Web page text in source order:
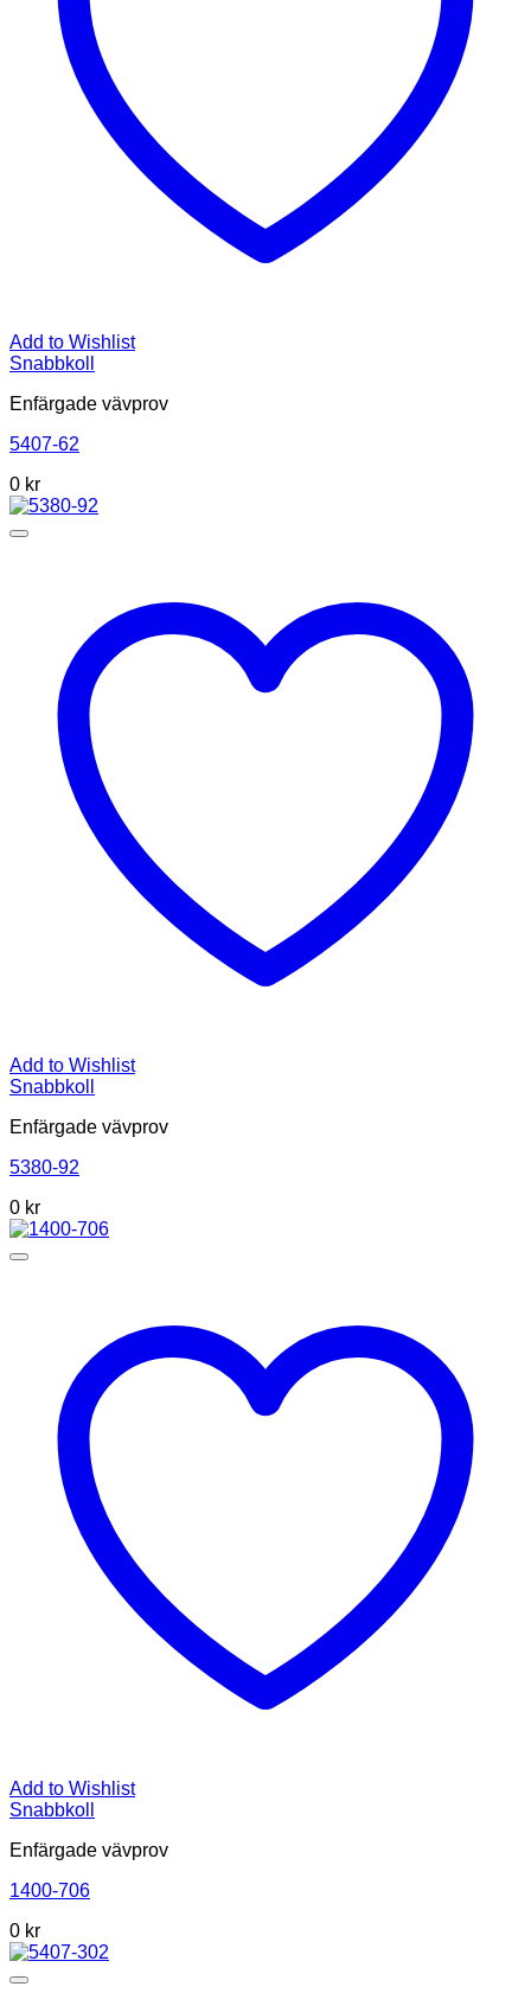
Add to Wishlist
Snabbkoll
Enfärgade vävprov
5407-62
0 kr
Add to Wishlist
Snabbkoll
Enfärgade vävprov
5380-92
0 kr
Add to Wishlist
Snabbkoll
Enfärgade vävprov
1400-706
0 kr